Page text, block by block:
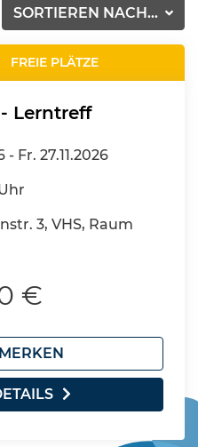
SORTIEREN NACH...
FREIE PLÄTZE
Lerntreff
- Fr. 27.11.2026
3, VHS, Raum
€